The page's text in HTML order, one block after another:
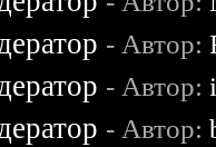
- Автор:
- Автор:
- Автор: